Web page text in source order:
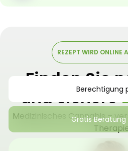
REZEPT WIRD ONLINE
Finden Sie
und sichere
Medizinisches Cannabis –
Berechtigung
Gratis